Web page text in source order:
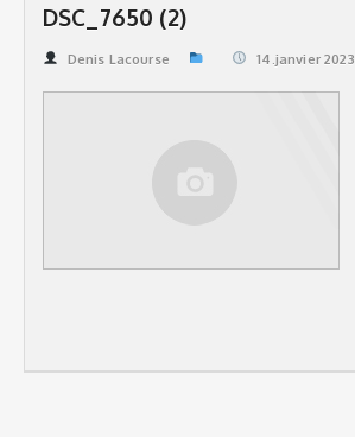
CALENDRIER
GALERIE VIDÉOS
COMMANDITAIRES
DSC_7650 (2)
Denis Lacourse 14.janvier 2023